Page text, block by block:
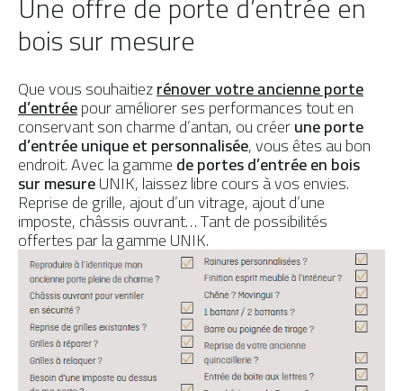
bois sur mesure
Que vous souhaitiezrénover votre ancienne porte
d’entréepour améliorer ses performances tout en
conservant son charme d’antan, ou créerune porte
d’entrée unique et personnalisée, vous êtes au bon
endroit. Avec la gammede portes d’entrée en bois
sur mesureUNIK, laissez libre cours à vos envies.
Reprise de grille, ajout d’un vitrage, ajout d’une
imposte, châssis ouvrant… Tant de possibilités
offertes par la gamme UNIK.